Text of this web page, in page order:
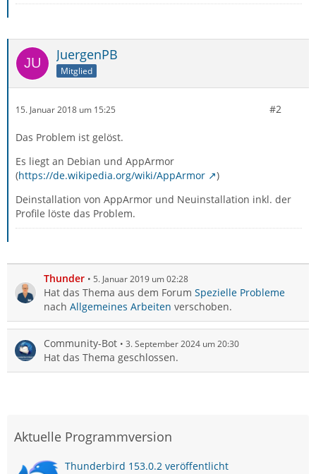
JuergenPB
Mitglied
15. Januar 2018 um 15:25 #2
Das Problem ist gelöst.
Es liegt an Debian und AppArmor
(https://de.wikipedia.org/wiki/AppArmor
)
Deinstallation von AppArmor und Neuinstallation inkl. der
Profile löste das Problem.
Thunder 5. Januar 2019 um 02:28
Hat das Thema aus dem Forum Spezielle Probleme
nach Allgemeines Arbeiten verschoben.
Community-Bot 3. September 2024 um 20:30
Hat das Thema geschlossen.
Aktuelle Programmversion
Thunderbird 153.0.2 veröffentlicht